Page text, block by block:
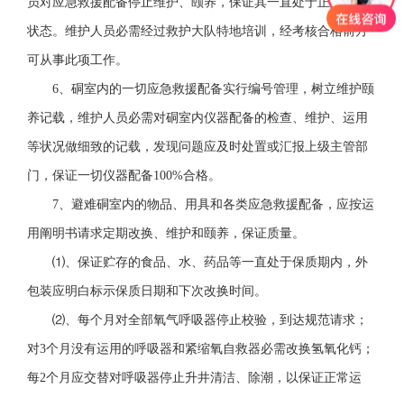
状态。维护人员必需经过救护大队特地培训，经考核合格前方
可从事此项工作。
6、硐室内的一切应急救援配备实行编号管理，树立维护颐
养记载，维护人员必需对硐室内仪器配备的检查、维护、运用
等状况做细致的记载，发现问题应及时处置或汇报上级主管部
门，保证一切仪器配备100%合格。
7、避难硐室内的物品、用具和各类应急救援配备，应按运
用阐明书请求定期改换、维护和颐养，保证质量。
⑴、保证贮存的食品、水、药品等一直处于保质期内，外
包装应明白标示保质日期和下次改换时间。
⑵、每个月对全部氧气呼吸器停止校验，到达规范请求；
对3个月没有运用的呼吸器和紧缩氧自救器必需改换氢氧化钙；
每2个月应交替对呼吸器停止升井清洁、除潮，以保证正常运